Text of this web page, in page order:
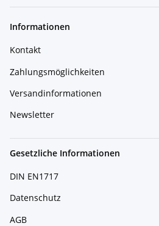
Informationen
Kontakt
Zahlungsmöglichkeiten
Versandinformationen
Newsletter
Gesetzliche Informationen
DIN EN1717
Datenschutz
AGB